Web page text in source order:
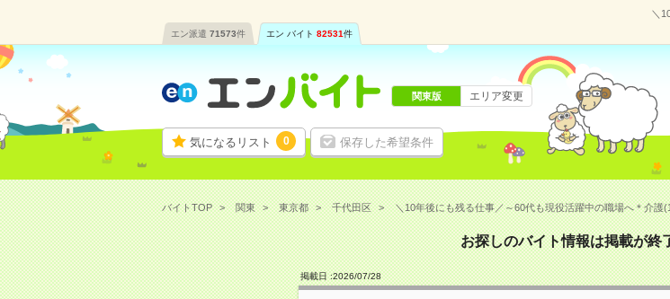
＼
エン派遣 71573件 エン バイト 82531件
気になるリスト 0 保存した希望条件
関東版 エリア変更
バイトTOP 関東 東京都 千代田区 ＼10年後にも残る仕事／～60代も現役活躍中の職場へ＊介護
お探しのバイト情報は掲載が終
掲載日 :2026/07/28